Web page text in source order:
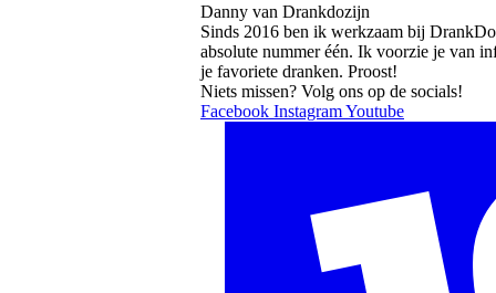
Danny van Drankdozijn
Sinds 2016 ben ik werkzaam bij
absolute nummer één. Ik voorzie je van
je favoriete dranken. Proost!
Niets missen? Volg ons op de socials!
Facebook InstagramYoutube